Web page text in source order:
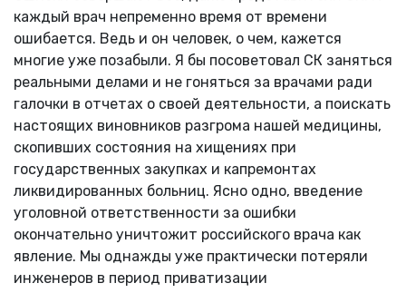
каждый врач непременно время от времени
ошибается. Ведь и он человек, о чем, кажется
многие уже позабыли. Я бы посоветовал СК заняться
реальными делами и не гоняться за врачами ради
галочки в отчетах о своей деятельности, а поискать
настоящих виновников разгрома нашей медицины,
скопивших состояния на хищениях при
государственных закупках и капремонтах
ликвидированных больниц. Ясно одно, введение
уголовной ответственности за ошибки
окончательно уничтожит российского врача как
явление. Мы однажды уже практически потеряли
инженеров в период приватизации